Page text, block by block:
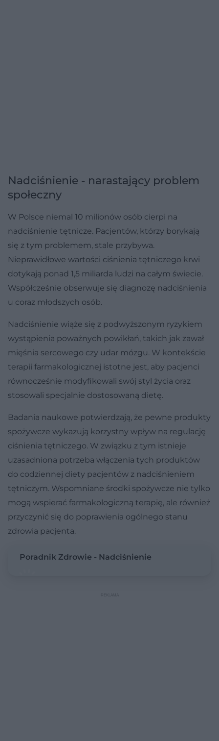
Nadciśnienie - narastający problem
społeczny
W Polsce niemal 10 milionów osób cierpi na
nadciśnienie tętnicze. Pacjentów, którzy borykają
się z tym problemem, stale przybywa.
Nieprawidłowe wartości ciśnienia tętniczego krwi
dotykają ponad 1,5 miliarda ludzi na całym świecie.
Współcześnie obserwuje się diagnozę nadciśnienia
u coraz młodszych osób.
Nadciśnienie wiąże się z podwyższonym ryzykiem
wystąpienia poważnych powikłań, takich jak zawał
mięśnia sercowego czy udar mózgu. W kontekście
terapii farmakologicznej istotne jest, aby pacjenci
równocześnie modyfikowali swój styl życia oraz
stosowali specjalnie dostosowaną dietę.
Badania naukowe potwierdzają, że pewne produkty
spożywcze wykazują korzystny wpływ na regulację
ciśnienia tętniczego. W związku z tym istnieje
uzasadniona potrzeba włączenia tych produktów
do codziennej diety pacjentów z nadciśnieniem
tętniczym. Wspomniane środki spożywcze nie tylko
mogą wspierać farmakologiczną terapię, ale również
przyczynić się do poprawienia ogólnego stanu
zdrowia pacjenta.
Poradnik Zdrowie - Nadciśnienie